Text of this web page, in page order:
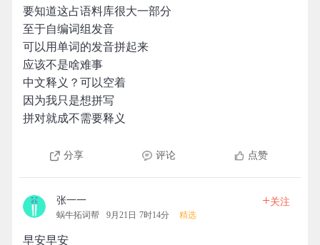
要知道这占语料库很大一部分
至于自编词组发音
可以用单词的发音拼起来
应该不是啥难事
中文释义？可以空着
因为我只是想拼写
拼对就成不需要释义
分享 评论 点赞
张一一
蜗牛拓词帮 9月21日 7时14分 精选
+关注
早安早安